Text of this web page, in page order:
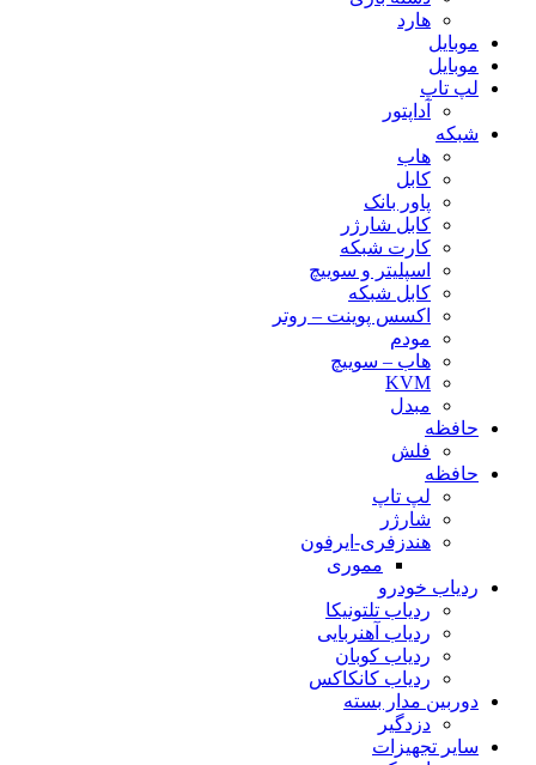
هارد
موبایل
موبایل
لپ تاپ
آداپتور
شبکه
هاب
کابل
پاور بانک
کابل شارژر
کارت شبکه
اسپلیتر و سوییچ
کابل شبکه
اکسس پوینت – روتر
مودم
هاب – سوییچ
KVM
مبدل
حافظه
فلش
حافظه
لپ تاپ
شارژر
هندزفری-ایرفون
مموری
ردیاب خودرو
ردیاب تلتونیکا
ردیاب آهنربایی
ردیاب کوبان
ردیاب کانکاکس
دوربین مدار بسته
دزدگیر
سایر تجهیزات